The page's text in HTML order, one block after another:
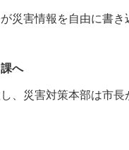
災害情報を自由に書き
へ
、災害対策本部は市